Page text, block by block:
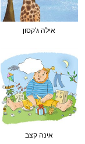
אילה ג'קסון
אינה קצב